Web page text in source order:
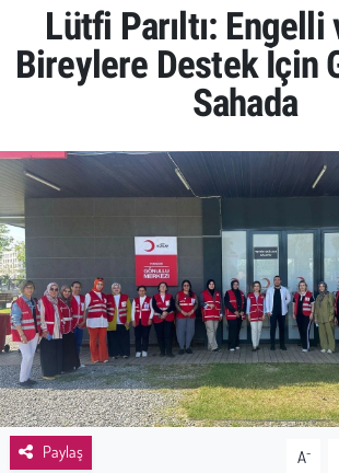
Lütfi Parıltı: Engelli
Bireylere Destek İçin
Sahada
Paylaş A-
Ekonomi
Yerel Haberler
Sağlık
Kadın
Emek
Spor
Tüm Manşetler
Son Dakika Haberleri
Haber Arşivi